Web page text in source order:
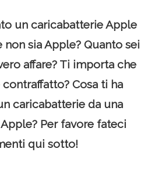
un caricabatterie Apple
sia Apple? Quanto sei
affare? Ti importa che
Cosa ti ha
caricabatterie da una
Per favore fateci
qui sotto!